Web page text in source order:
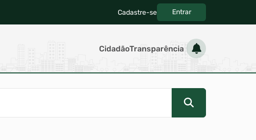
Cadastre-se Entrar
CidadãoTransparência